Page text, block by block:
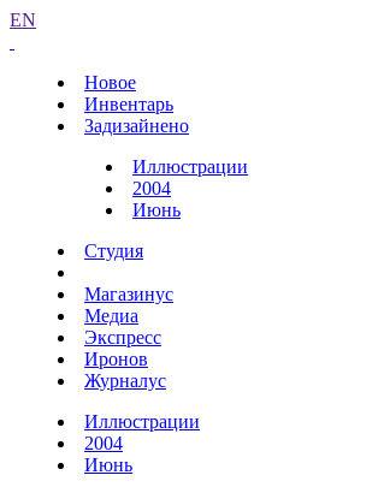
EN
Новое
Инвентарь
Задизайнено
Иллюстрации
2004
Июнь
Студия
Магазинус
Медиа
Экспресс
Иронов
Журналус
Иллюстрации
2004
Июнь